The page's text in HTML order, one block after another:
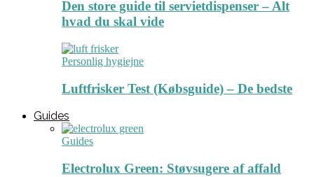
Den store guide til servietdispenser – Alt
hvad du skal vide
Personlig hygiejne
Luftfrisker Test (Købsguide) – De bedste
Guides
Guides
Electrolux Green: Støvsugere af affald